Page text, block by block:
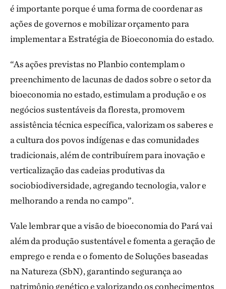
é importante porque é uma forma de coordenar as
ações de governos e mobilizar orçamento para
implementar a Estratégia de Bioeconomia do estado.
“As ações previstas no Planbio contemplam o
preenchimento de lacunas de dados sobre o setor da
bioeconomia no estado, estimulam a produção e os
negócios sustentáveis da floresta, promovem
assistência técnica específica, valorizam os saberes e
a cultura dos povos indígenas e das comunidades
tradicionais, além de contribuírem para inovação e
verticalização das cadeias produtivas da
sociobiodiversidade, agregando tecnologia, valor e
melhorando a renda no campo”.
Vale lembrar que a visão de bioeconomia do Pará vai
além da produção sustentável e fomenta a geração de
emprego e renda e o fomento de Soluções baseadas
na Natureza (SbN), garantindo segurança ao
patrimônio genético e valorizando os conhecimentos